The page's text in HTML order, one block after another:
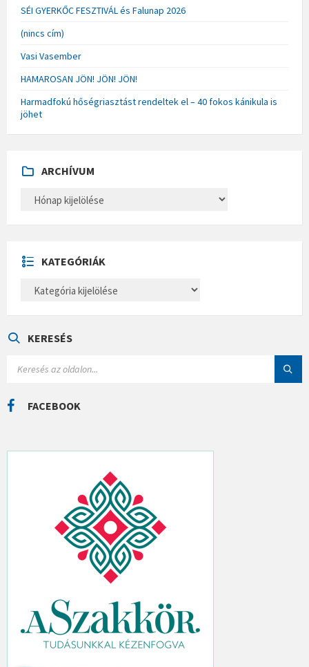
SÉI GYERKŐC FESZTIVÁL és Falunap 2026
(nincs cím)
Vasi Vasember
HAMAROSAN JÖN! JÖN! JÖN!
Harmadfokú hőségriasztást rendeltek el – 40 fokos kánikula is
jöhet
ARCHÍVUM
H
U
M
KATEGÓRIÁK
E
Á
KERESÉS
C
H
FACEBOOK